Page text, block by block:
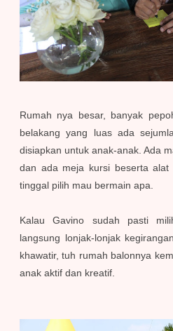
Rumah nya besar, banyak
belakang yang luas ada
disiapkan untuk anak-anak. Ada
dan ada meja kursi beserta alat
tinggal pilih mau bermain apa.
Kalau Gavino sudah pasti
langsung lonjak-lonjak
khawatir, tuh rumah balonnya
anak aktif dan kreatif.